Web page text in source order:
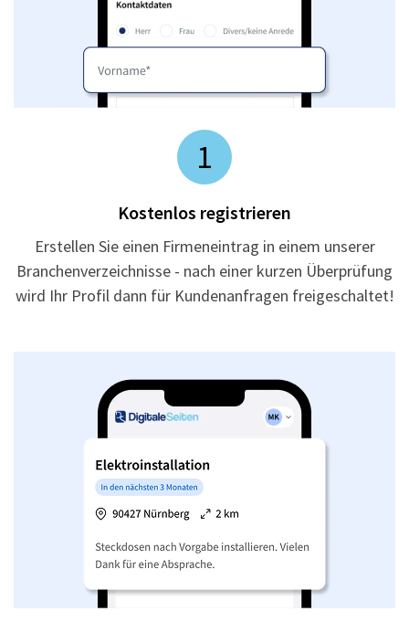
1
Kostenlos registrieren
Erstellen Sie einen Firmeneintrag in einem unserer
Branchenverzeichnisse - nach einer kurzen Überprüfung
wird Ihr Profil dann für Kundenanfragen freigeschaltet!